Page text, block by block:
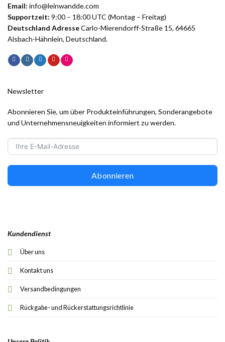
Email: info@leinwandde.com
Supportzeit: 9:00 – 18:00 UTC (Montag – Freitag)
Deutschland AdresseCarlo-Mierendorff-Straße 15, 64665
Alsbach-Hähnlein, Deutschland.
Kundendienst
Über uns
Kontakt uns
Versandbedingungen
Rückgabe- und Rückerstattungsrichtlinie
Newsletter
Abonnieren Sie, um über Produkteinführungen, Sonderangebote
und Unternehmensneuigkeiten informiert zu werden.
Abonnieren